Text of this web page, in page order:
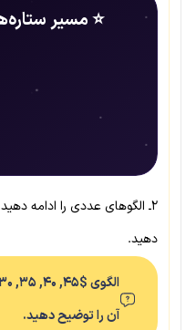
⭐ مسیر
۲ـ الگوهای عددی را ادامه
دهید.
آن را توضیح دهید.